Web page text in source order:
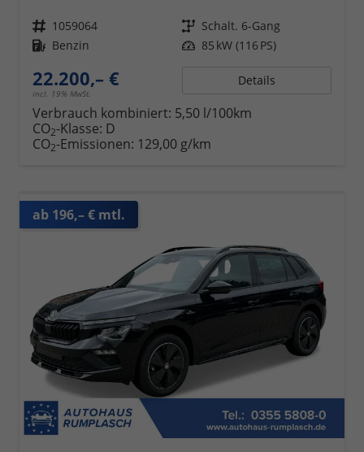
Fahrzeugnr. 1059064 Getriebe Schalt. 6-Gang
Kraftstoff Benzin Leistung 85 kW (116 PS)
22.200,– €
incl. 19% MwSt.
Details
Verbrauch kombiniert: 5,50 l/100km
CO2-Klasse: D
CO2-Emissionen: 129,00 g/km
ab 196,– € mtl.